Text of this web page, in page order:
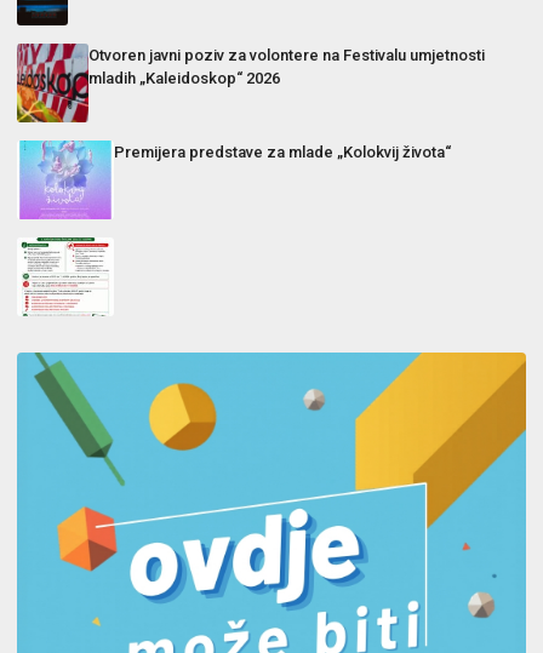
Otvoren javni poziv za volontere na Festivalu umjetnosti
mladih „Kaleidoskop“ 2026
Premijera predstave za mlade „Kolokvij života“